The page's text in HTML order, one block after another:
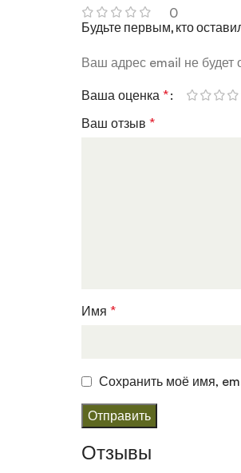
0
Отзывы
Будьте первым, кто
Ваш адрес email не будет
Ваша оценка *
Ваш отзыв *
Имя *
Сохранить моё имя,